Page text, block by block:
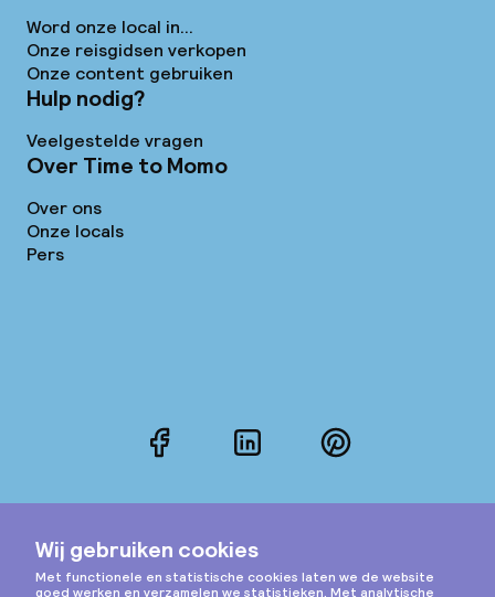
Word onze local in...
Onze reisgidsen verkopen
Onze content gebruiken
Hulp nodig?
Veelgestelde vragen
Over Time to Momo
Over ons
Onze locals
Pers
FacebookLinkedInPinterest
Instagram
Sluiten X
Gratis wandeltour door
Hamburg